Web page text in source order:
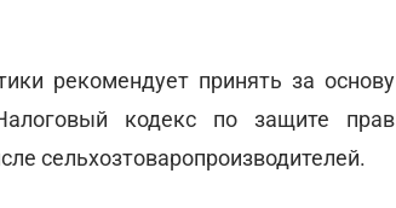
рекомендует принять за основу
кодекс по защите прав
сельхозтоваропроизводителей.